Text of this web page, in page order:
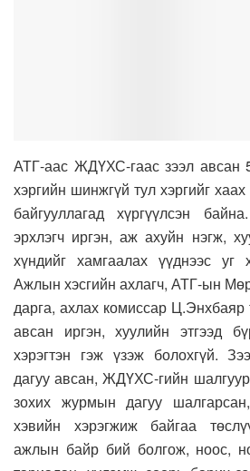
АТГ-аас ЖДҮХС-гаас зээл авсан
хэргийн шинжгүй тул хэргийг
байгууллагад хүргүүлсэн
эрхлэгч иргэн, аж ахуйн нэгж,
хүндийг хамгаалах үүднээс уг
Ажлын хэсгийн ахлагч, АТГ-ын
дарга, ахлах комиссар Ц.Энхбаяр
авсан иргэн, хуулийн этгээд
хэрэгтэн гэж үзэж болохгүй.
дагуу авсан, ЖДҮХС-гийн
зохих журмын дагуу
хэвийн хэрэгжиж байгаа
ажлын байр бий болгож, ноос,